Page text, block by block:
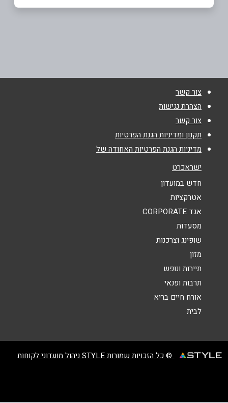
נושא*
אנא חזרו אלי בקשר ל...
צור קשר
הצהרת נגישות
צור קשר
תקנון ומדיניות הגנת הפרטיות
מדיניות הגנת הפרטיות האחודה של
ישראכרט
חדש במועדון
אטרקציות
אגד CORPORATE
מסעדות
שופינג וצרכנות
מזון
תיירות ונופש
תרבות ופנאי
אורח חיים בריא
לבית
© כל הזכויות שמורות STYLE ניהול מועדוני לקוחות